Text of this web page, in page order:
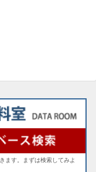
ます。まずは検索してみよ